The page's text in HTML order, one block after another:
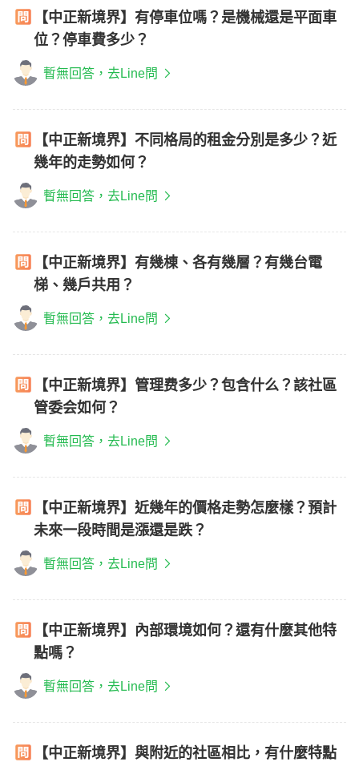
【中正新境界】有停車位嗎？是機械還是平面車
位？停車費多少？
暫無回答，去Line問
【中正新境界】不同格局的租金分別是多少？近
幾年的走勢如何？
暫無回答，去Line問
【中正新境界】有幾棟、各有幾層？有幾台電
梯、幾戶共用？
暫無回答，去Line問
【中正新境界】管理费多少？包含什么？該社區
管委会如何？
暫無回答，去Line問
【中正新境界】近幾年的價格走勢怎麼樣？預計
未來一段時間是漲還是跌？
暫無回答，去Line問
【中正新境界】內部環境如何？還有什麼其他特
點嗎？
暫無回答，去Line問
【中正新境界】與附近的社區相比，有什麼特點